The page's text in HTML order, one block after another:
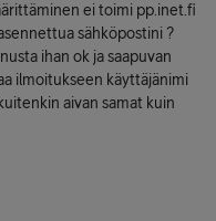
ei toimi pp.inet.fi
sähköpostini ?
ihan ok ja saapuvan
ilmoitukseen käyttäjänimi
aivan samat kuin